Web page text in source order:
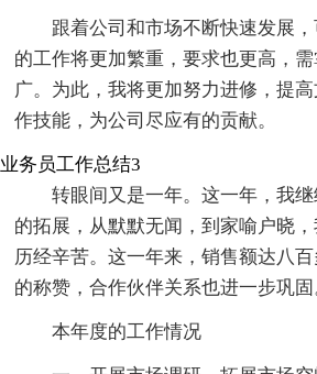
跟着公司和市场不断快速发展
的工作将更加繁重，要求也更高，
广。为此，我将更加努力进修，提
作技能，为公司尽应有的贡献。
业务员工作总结3
转眼间又是一年。这一年，我
的拓展，从默默无闻，到家喻户晓
历经辛苦。这一年来，销售额达八
的称赞，合作伙伴关系也进一步巩固
本年度的工作情况